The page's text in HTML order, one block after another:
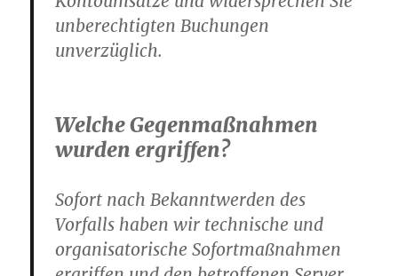
unberechtigten Buchungen
unverzüglich.
Welche Gegenmaßnahmen
wurden ergriffen?
Sofort nach Bekanntwerden des
Vorfalls haben wir technische und
organisatorische Sofortmaßnahmen